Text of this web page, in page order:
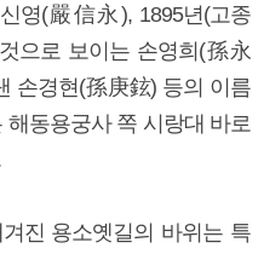
영(嚴信永), 1895년(고종
으로 보이는 손영희(孫永
손경현(孫庚鉉) 등의 이름
동용궁사 쪽 시랑대 바로
진 용소옛길의 바위는 특